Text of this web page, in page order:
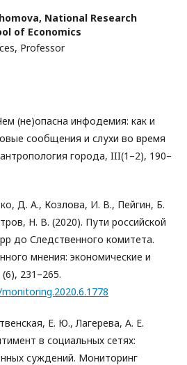
National Research
of Economics
Professor
(не)опасна инфодемия: как и
сообщения и слухи во время
города, III(1–2), 190–
Д. А., Козлова, И. В., Пейгин, Б.
Н. В. (2020). Пути российской
до Следственного комитета.
мнения: экономические и
231–265.
Е. Ю., Лагерева, А. Е.
в социальных сетях:
суждений. Мониторинг